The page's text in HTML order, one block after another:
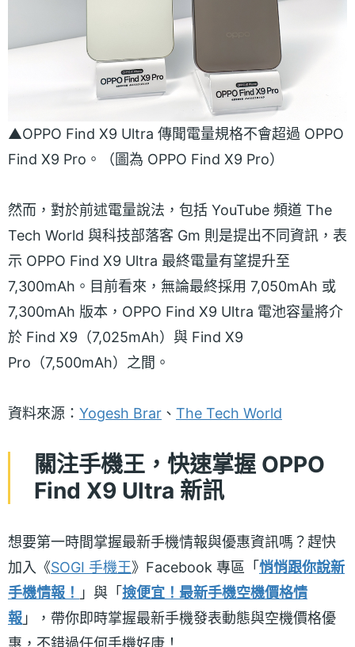
▲OPPO Find X9 Ultra 傳聞電量規格不會超過 OPPO
Find X9 Pro。（圖為 OPPO Find X9 Pro）
然而，對於前述電量說法，包括 YouTube 頻道 The
Tech World 與科技部落客 Gm 則是提出不同資訊，表
示 OPPO Find X9 Ultra 最終電量有望提升至
7,300mAh。目前看來，無論最終採用 7,050mAh 或
7,300mAh 版本，OPPO Find X9 Ultra 電池容量將介
於 Find X9（7,025mAh）與 Find X9
Pro（7,500mAh）之間。
資料來源： Yogesh Brar 、 The Tech World
關注手機王，快速掌握 OPPO
Find X9 Ultra 新訊
想要第一時間掌握最新手機情報與優惠資訊嗎？趕快
加入《SOGI 手機王》Facebook 專區「悄悄跟你說新
手機情報！ 」與「撿便宜！最新手機空機價格情
報 」，帶你即時掌握最新手機發表動態與空機價格優
惠，不錯過任何手機好康！